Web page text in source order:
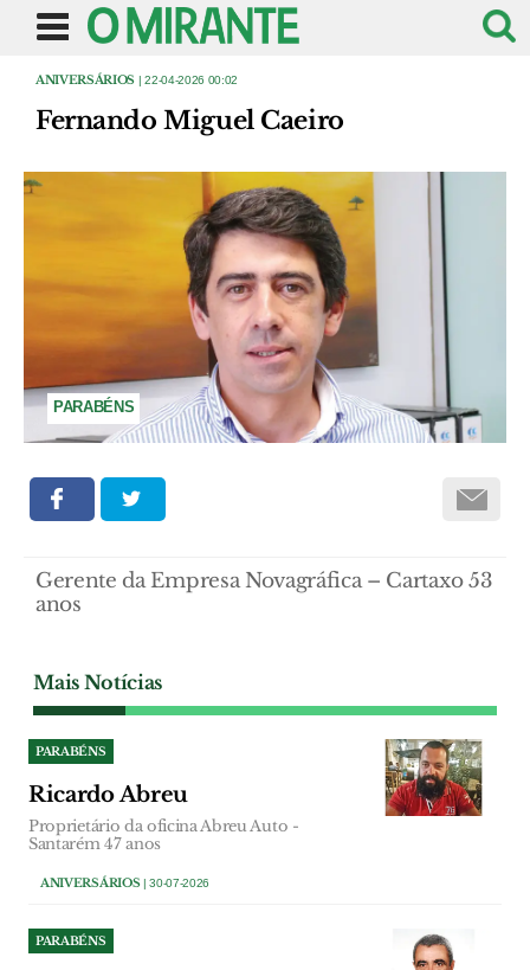
ANIVERSÁRIOS | 22-04-2026 00:02
Fernando Miguel Caeiro
PARABÉNS
Gerente da Empresa Novagráfica – Cartaxo 53
anos
Mais Notícias
PARABÉNS
Ricardo Abreu
Proprietário da oficina Abreu Auto -
Santarém 47 anos
ANIVERSÁRIOS| 30-07-2026
PARABÉNS